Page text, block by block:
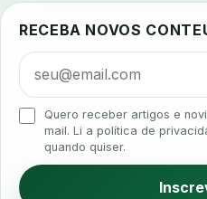
algometria alinhadores
alta rotacao
analgesia analgesia
analise elementos finitos
analise funcional
anamnese
RECEBA NOVOS
Quero receber artigos e
mail. Li a política de
quando quiser.